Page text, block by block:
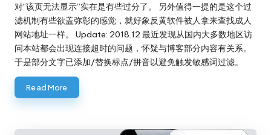
对“该页无法显示”实在是有些过分了。 另外值得一提的是这个过
滤机制有些欲盖弥彰的感觉，就好象反黄软件被人拿来查找成人
网站地址一样。 Update: 2018.12 最近发现从国内大多数地区访
问本站都会出现连接超时的问题，怀疑与博客部分内容有关系。
于是部分文字已添加/替换标点/拼音以避免触发敏感词过滤。
Read More